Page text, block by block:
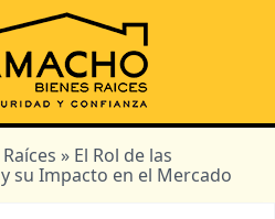
» El Rol de las
su Impacto en el Mercado